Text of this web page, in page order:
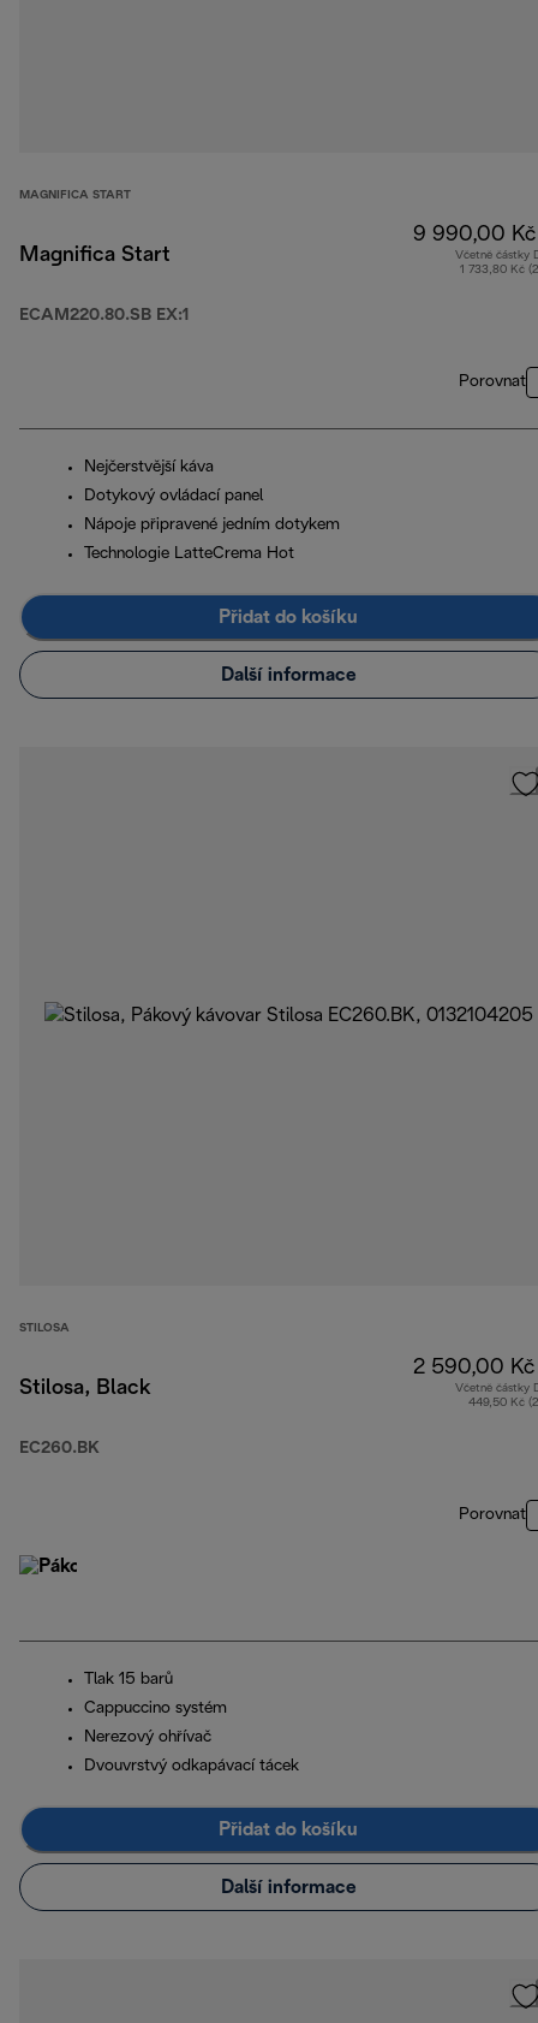
MAGNIFICA START
Magnifica Start
ECAM220.80.SB EX:1
9 990,00 Kč
Včetně částky
1 733,80 Kč
Porovnat
Nejčerstvější káva
Dotykový ovládací panel
Nápoje připravené jedním dotykem
Technologie LatteCrema Hot
Přidat do košíku
Další informace
STILOSA
Stilosa, Black
EC260.BK
2 590,00 Kč
Včetně částky
449,50 Kč
Porovnat
Tlak 15 barů
Cappuccino systém
Nerezový ohřívač
Dvouvrstvý odkapávací tácek
Přidat do košíku
Další informace